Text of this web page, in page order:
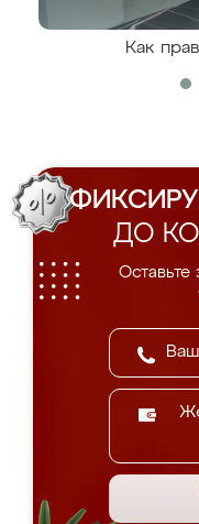
Как
ДО
Оставьте